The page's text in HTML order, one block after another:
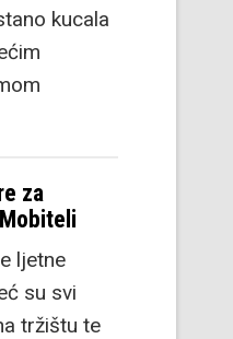
kucala
za
ljetne
su svi
tržištu te